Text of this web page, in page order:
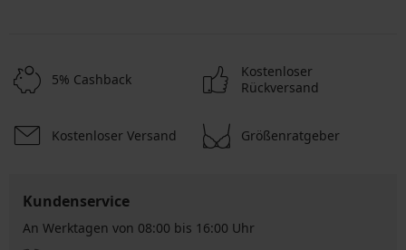
5% Cashback
Kostenloser
Rückversand
Kostenloser Versand Größenratgeber
Kundenservice
An Werktagen von 08:00 bis 16:00 Uhr